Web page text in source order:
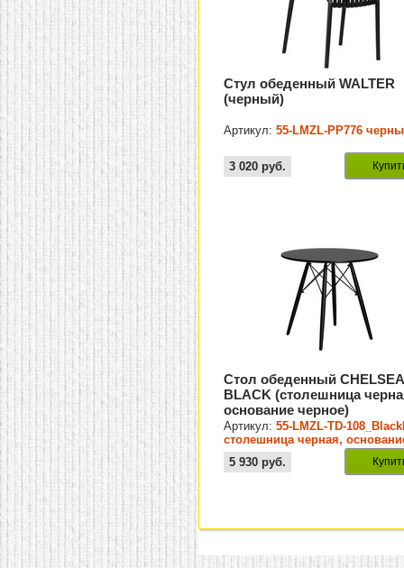
Стул обеденный WALTER
(черный)
Артикул:55-LMZL-PP776
3 020 руб.
Стол обеденный
BLACK (столешница
основание черное)
Артикул:55-LMZL-TD-
столешница черная,
черное
5 930 руб.